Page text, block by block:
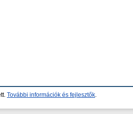
További információk és fejlesztők